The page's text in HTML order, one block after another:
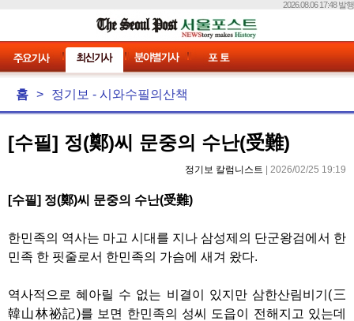
2026.08.06 17:48 발행
홈 > 정기보 - 시와수필의산책
[수필] 정(鄭)씨 문중의 수난(受難)
정기보 칼럼니스트 | 2026/02/25 19:19
[수필] 정(鄭)씨 문중의 수난(受難)
한민족의 역사는 마고 시대를 지나 삼성제의 단군왕검에서 한
민족 한 핏줄로서 한민족의 가슴에 새겨 왔다.
역사적으로 혜아릴 수 없는 비결이 있지만 삼한산림비기(三
韓山林祕記)를 보면 한민족의 성씨 도읍이 전해지고 있는데